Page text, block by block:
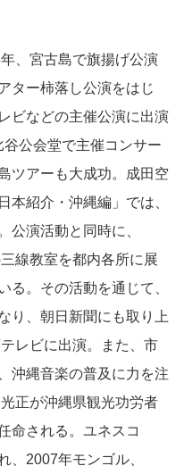
、宮古島で旗揚げ公演
ター柿落し公演をはじ
ビなどの主催公演に出演
公会堂で主催コンサー
ツアーも大成功。成田空
本紹介・沖縄編」では、
公演活動と同時に、
線教室を都内各所に展
る。その活動を通じて、
り、朝日新聞にも取り上
レビに出演。また、市
沖縄音楽の普及に力を注
正が沖縄県観光功労者
命される。ユネスコ
、2007年モンゴル、